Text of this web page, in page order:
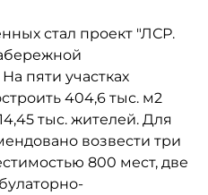
стал проект "ЛСР.
пяти участках
404,6 тыс. м2
тыс. жителей. Для
возвести три
800 мест, две